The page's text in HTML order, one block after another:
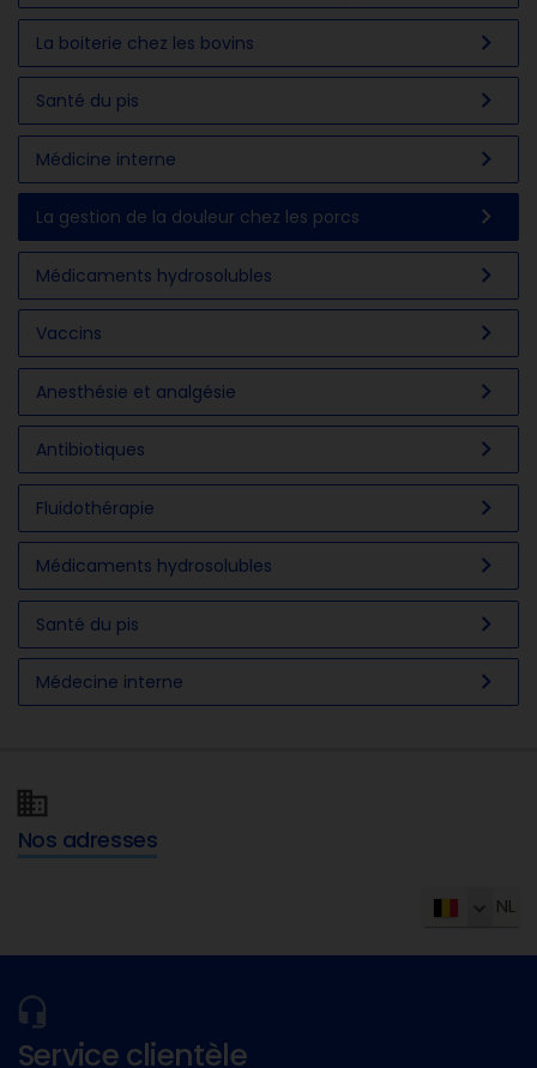
La boiterie chez les bovins chevron_right
Santé du pis chevron_right
Médicine interne chevron_right
La gestion de la douleur chez les porcs chevron_right
Médicaments hydrosolubles chevron_right
Vaccins chevron_right
Anesthésie et analgésie chevron_right
Antibiotiques chevron_right
Fluidothérapie chevron_right
Médicaments hydrosolubles chevron_right
Santé du pis chevron_right
Médecine interne chevron_right
Nos adresses
NL
Service clientèle